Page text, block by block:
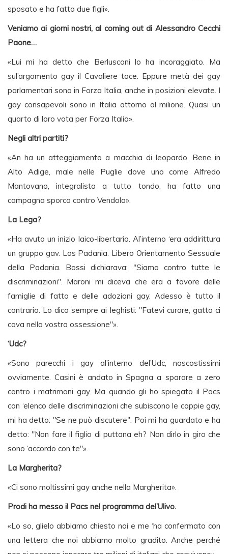
sposato e ha fatto due figli».
Veniamo ai giorni nostri, al coming out di Alessandro Cecchi
Paone…
«Lui mi ha detto che Berlusconi lo ha incoraggiato. Ma
sul’argomento gay il Cavaliere tace. Eppure metà dei gay
parlamentari sono in Forza Italia, anche in posizioni elevate. I
gay consapevoli sono in Italia attorno al milione. Quasi un
quarto di loro vota per Forza Italia».
Negli altri partiti?
«An ha un atteggiamento a macchia di leopardo. Bene in
Alto Adige, male nelle Puglie dove uno come Alfredo
Mantovano, integralista a tutto tondo, ha fatto una
campagna sporca contro Vendola».
La Lega?
«Ha avuto un inizio laico-libertario. Al’interno ‘era addirittura
un gruppo gav. Los Padania. Libero Orientamento Sessuale
della Padania. Bossi dichiarava: "Siamo contro tutte le
discriminazioni". Maroni mi diceva che era a favore delle
famiglie di fatto e delle adozioni gay. Adesso è tutto il
contrario. Lo dico sempre ai leghisti: "Fatevi curare, gatta ci
cova nella vostra ossessione"».
‘Udc?
«Sono parecchi i gay al’interno del’Udc, nascostissimi
ovviamente. Casini è andato in Spagna a sparare a zero
contro i matrimoni gay. Ma quando gli ho spiegato il Pacs
con ‘elenco delle discriminazioni che subiscono le coppie gay,
mi ha detto: "Se ne può discutere". Poi mi ha guardato e ha
detto: "Non fare il figlio di puttana eh? Non dirlo in giro che
sono ‘accordo con te"».
La Margherita?
«Ci sono moltissimi gay anche nella Margherita».
Prodi ha messo il Pacs nel programma del’Ulivo.
«Lo so, glielo abbiamo chiesto noi e me ‘ha confermato con
una lettera che noi abbiamo molto gradito. Anche perché